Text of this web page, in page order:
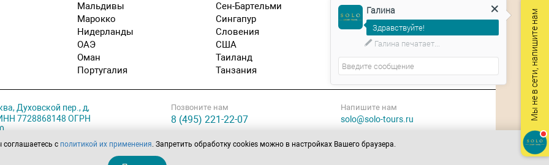
Мальдивы
Марокко
Нидерланды
ОАЭ
Оман
Португалия
Сен-Бартельми
Сингапур
Словения
США
Таиланд
Танзания
Франция
Чехия
Швейцария
ЮАР
Япония
Духовской пер., д,
7728868148 ОГРН
Позвоните нам
8 (495) 221-22-07
Напишите нам
solo@solo-tours.ru
с политикой их применения. Запретить обработку cookies можно в настройках Вашего браузера.
Мы не в сети, напишите нам
Галина
Здравствуйте!
Планируете путешествие?